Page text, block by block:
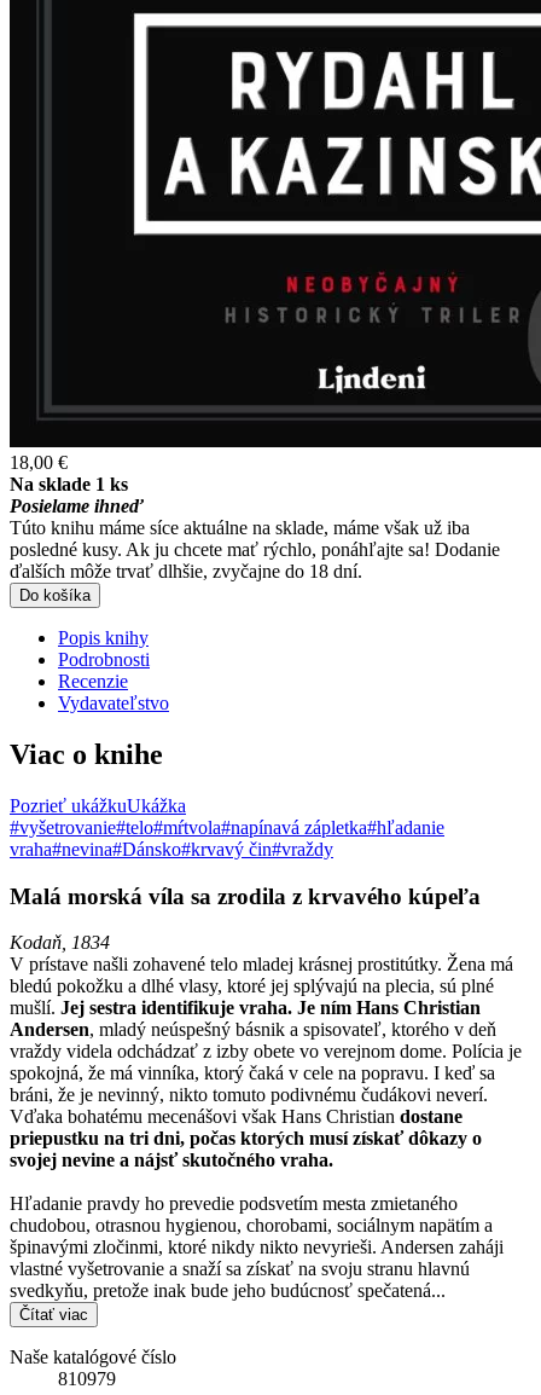
18,00 €
Na sklade 1 ks
Posielame ihneď
Túto knihu máme síce aktuálne na sklade, máme však už iba
posledné kusy. Ak ju chcete mať rýchlo, ponáhľajte sa! Dodanie
ďalších môže trvať dlhšie, zvyčajne do 18 dní.
Do košíka
Popis knihy
Podrobnosti
Recenzie
Vydavateľstvo
Viac o knihe
Pozrieť ukážkuUkážka
#vyšetrovanie#telo#mŕtvola#napínavá zápletka#hľadanie
vraha#nevina#Dánsko#krvavý čin#vraždy
Malá morská víla sa zrodila z krvavého kúpeľa
Kodaň, 1834
V prístave našli zohavené telo mladej krásnej prostitútky. Žena má
bledú pokožku a dlhé vlasy, ktoré jej splývajú na plecia, sú plné
mušlí. Jej sestra identifikuje vraha. Je ním Hans Christian
Andersen, mladý neúspešný básnik a spisovateľ, ktorého v deň
vraždy videla odchádzať z izby obete vo verejnom dome. Polícia je
spokojná, že má vinníka, ktorý čaká v cele na popravu. I keď sa
bráni, že je nevinný, nikto tomuto podivnému čudákovi neverí.
Vďaka bohatému mecenášovi však Hans Christian dostane
priepustku na tri dni, počas ktorých musí získať dôkazy o
svojej nevine a nájsť skutočného vraha.
Hľadanie pravdy ho prevedie podsvetím mesta zmietaného
chudobou, otrasnou hygienou, chorobami, sociálnym napätím a
špinavými zločinmi, ktoré nikdy nikto nevyrieši. Andersen zaháji
vlastné vyšetrovanie a snaží sa získať na svoju stranu hlavnú
svedkyňu, pretože inak bude jeho budúcnosť spečatená...
Čítať viac
Naše katalógové číslo
810979